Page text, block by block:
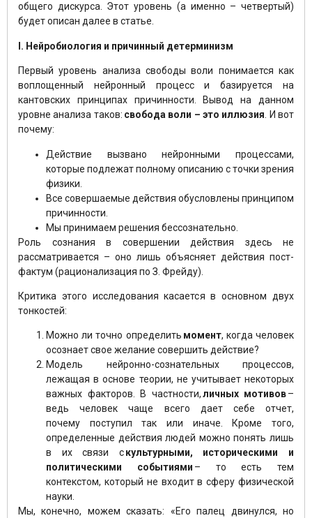
общего дискурса. Этот уровень (а именно – четвертый)
будет описан далее в статье.
I. Нейробиология и причинный детерминизм
Первый уровень анализа свободы воли понимается как
воплощенный нейронный процесс и базируется на
кантовских принципах причинности. Вывод на данном
уровне анализа таков: свобода воли – это иллюзия. И вот
почему:
Действие вызвано нейронными процессами,
которые подлежат полному описанию с точки зрения
физики.
Все совершаемые действия обусловлены принципом
причинности.
Мы принимаем решения бессознательно.
Роль сознания в совершении действия здесь не
рассматривается – оно лишь объясняет действия пост-
фактум (рационализация по З. Фрейду).
Критика этого исследования касается в основном двух
тонкостей:
Можно ли точно определить момент, когда человек
осознает свое желание совершить действие?
Модель нейронно-сознательных процессов,
лежащая в основе теории, не учитывает некоторых
важных факторов. В частности,личных мотивов–
ведь человек чаще всего дает себе отчет,
почему поступил так или иначе. Кроме того,
определенные действия людей можно понять лишь
в их связи скультурными, историческими и
политическими событиями – то есть тем
контекстом, который не входит в сферу физической
науки.
Мы, конечно, можем сказать: «Его палец двинулся, но